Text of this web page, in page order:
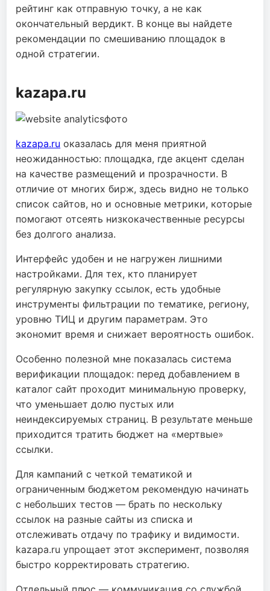
рейтинг как отправную точку, а не как
окончательный вердикт. В конце вы найдете
рекомендации по смешиванию площадок в
одной стратегии.
kazapa.ru
kazapa.ru оказалась для меня приятной
неожиданностью: площадка, где акцент сделан
на качестве размещений и прозрачности. В
отличие от многих бирж, здесь видно не только
список сайтов, но и основные метрики, которые
помогают отсеять низкокачественные ресурсы
без долгого анализа.
Интерфейс удобен и не нагружен лишними
настройками. Для тех, кто планирует
регулярную закупку ссылок, есть удобные
инструменты фильтрации по тематике, региону,
уровню ТИЦ и другим параметрам. Это
экономит время и снижает вероятность ошибок.
Особенно полезной мне показалась система
верификации площадок: перед добавлением в
каталог сайт проходит минимальную проверку,
что уменьшает долю пустых или
неиндексируемых страниц. В результате меньше
приходится тратить бюджет на «мертвые»
ссылки.
Для кампаний с четкой тематикой и
ограниченным бюджетом рекомендую начинать
с небольших тестов — брать по нескольку
ссылок на разные сайты из списка и
отслеживать отдачу по трафику и видимости.
kazapa.ru упрощает этот эксперимент, позволяя
быстро корректировать стратегию.